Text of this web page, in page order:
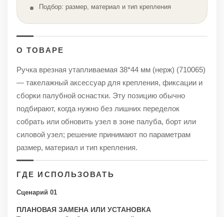
Подбор: размер, материал и тип крепления
О ТОВАРЕ
Ручка врезная утапливаемая 38*44 мм (нерж) (710065)
— такелажный аксессуар для крепления, фиксации и
сборки палубной оснастки. Эту позицию обычно
подбирают, когда нужно без лишних переделок
собрать или обновить узел в зоне палуба, борт или
силовой узел; решение принимают по параметрам
размер, материал и тип крепления.
ГДЕ ИСПОЛЬЗОВАТЬ
Сценарий 01
ПЛАНОВАЯ ЗАМЕНА ИЛИ УСТАНОВКА